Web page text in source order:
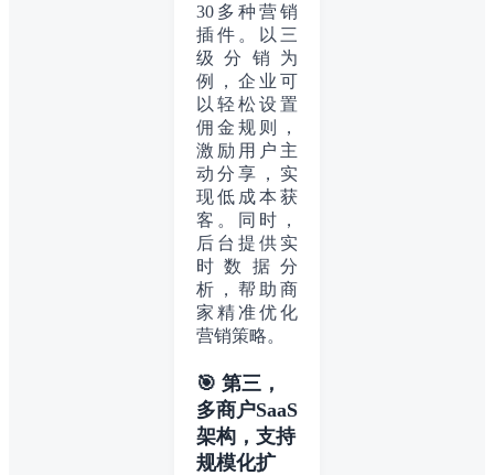
30多种营销
插件。以三
级分销为
例，企业可
以轻松设置
佣金规则，
激励用户主
动分享，实
现低成本获
客。同时，
后台提供实
时数据分
析，帮助商
家精准优化
营销策略。
🎯 第三，
多商户SaaS
架构，支持
规模化扩